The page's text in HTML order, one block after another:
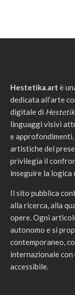
Hestetika.art è
dedicata all’arte
digitale di
linguaggi visivi
e
artistiche del
privilegia il
inseguire la logica
Il sito pubblica
alla ricerca, alla
opere. Ogni
autonomo e si
contemporaneo,
internazionale
accessibile.